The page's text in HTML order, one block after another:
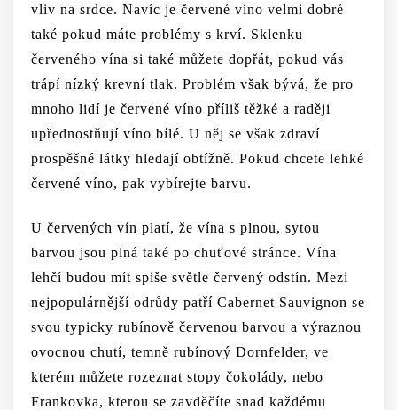
vliv na srdce. Navíc je červené víno velmi dobré
také pokud máte problémy s krví. Sklenku
červeného vína si také můžete dopřát, pokud vás
trápí nízký krevní tlak. Problém však bývá, že pro
mnoho lidí je červené víno příliš těžké a raději
upřednostňují víno bílé. U něj se však zdraví
prospěšné látky hledají obtížně. Pokud chcete lehké
červené víno, pak vybírejte barvu.
U červených vín platí, že vína s plnou, sytou
barvou jsou plná také po chuťové stránce. Vína
lehčí budou mít spíše světle červený odstín. Mezi
nejpopulárnější odrůdy patří Cabernet Sauvignon se
svou typicky rubínově červenou barvou a výraznou
ovocnou chutí, temně rubínový Dornfelder, ve
kterém můžete rozeznat stopy čokolády, nebo
Frankovka, kterou se zavděčíte snad každému